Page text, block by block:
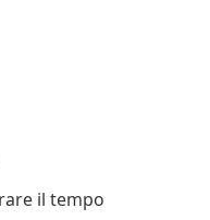
il tempo